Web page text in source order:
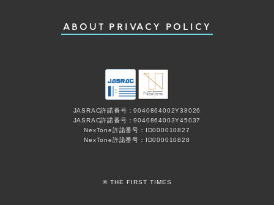
ABOUT PRIVACY POLICY
JASRAC許諾番号：9040864002Y38026
JASRAC許諾番号：9040864003Y45037
NexTone許諾番号：ID000010827
NexTone許諾番号：ID000010828
© THE FIRST TIMES